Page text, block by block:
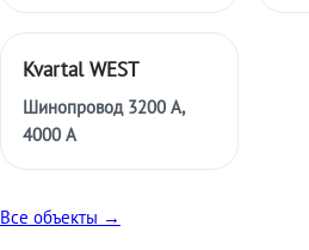
Kvartal WEST
Шинопровод 3200 А,
4000 А
Все объекты →